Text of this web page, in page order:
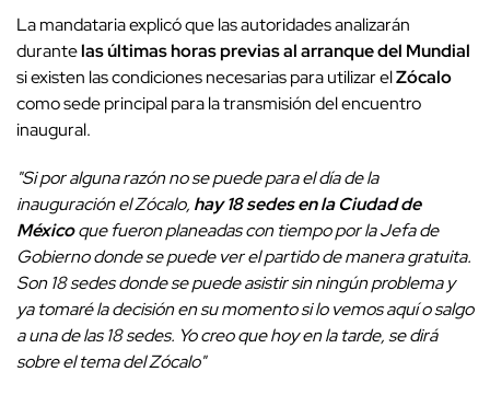
La mandataria explicó que las autoridades analizarán
durantelas últimas horas previas al arranque del Mundial
si existen las condiciones necesarias para utilizar elZócalo
como sede principal para la transmisión del encuentro
inaugural.
"Si por alguna razón no se puede para el día de la
inauguración el Zócalo, hay 18 sedes en la Ciudad de
Méxicoque fueron planeadas con tiempo por la Jefa de
Gobierno donde se puede ver el partido de manera gratuita.
Son 18 sedes donde se puede asistir sin ningún problema y
ya tomaré la decisión en su momento si lo vemos aquí o salgo
a una de las 18 sedes. Yo creo que hoy en la tarde, se dirá
sobre el tema del Zócalo"